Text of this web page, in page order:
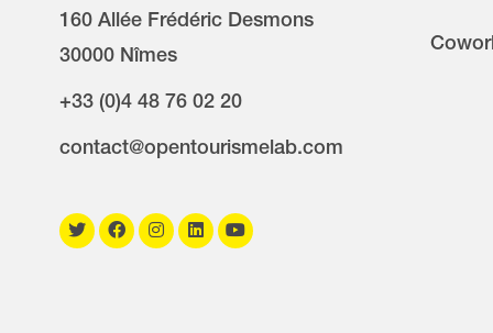
160 Allée Frédéric Desmons
30000 Nîmes
+33 (0)4 48 76 02 20
contact@opentourismelab.com